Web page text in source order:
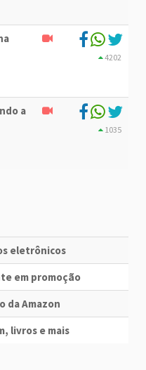
4202
a
1035
eletrônicos
em promoção
da Amazon
livros e mais